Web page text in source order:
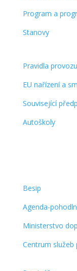
Program a
Stanovy
Pravidla
EU nařízení a
Související
Autoškoly
Besip
Agenda-
Ministerstvo
Centrum služeb